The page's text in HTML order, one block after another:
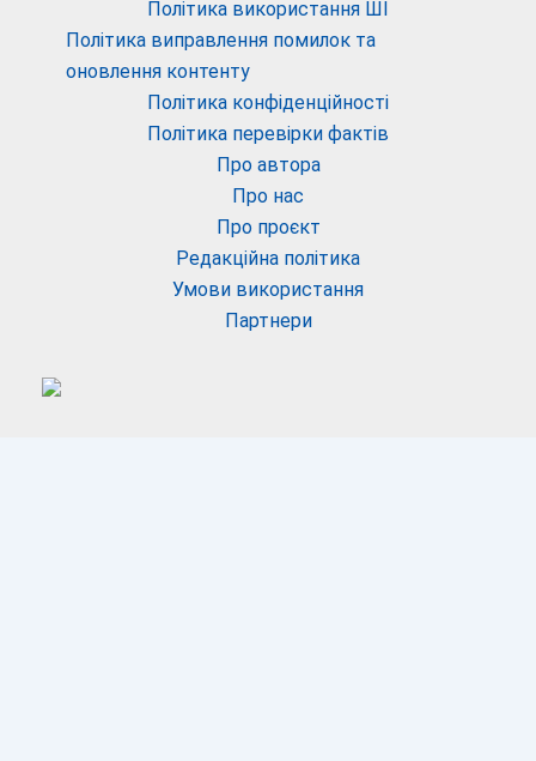
Політика використання ШІ
Політика виправлення помилок та
оновлення контенту
Політика конфіденційності
Політика перевірки фактів
Про автора
Про нас
Про проєкт
Редакційна політика
Умови використання
Партнери